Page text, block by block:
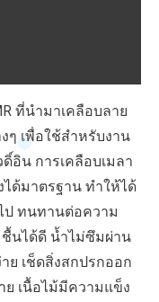
ที่นำมาเคลือบลาย
ๆ เพื่อใช้สำหรับงาน
อิน การเคลือบเมลา
ด้มาตรฐาน ทำให้ได้
ป ทนทานต่อความ
นได้ดี น้ำไม่ซึมผ่าน
ย เช็ดสิ่งสกปรกออก
ย เนื้อไม้มีความแข็ง